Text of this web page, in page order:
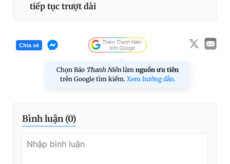
tiếp tục trượt dài
Chia sẻ
Chọn Báo Thanh Niên làm nguồn ưu tiên
trên Google tìm kiếm. Xem hướng dẫn.
Bình luận (0)